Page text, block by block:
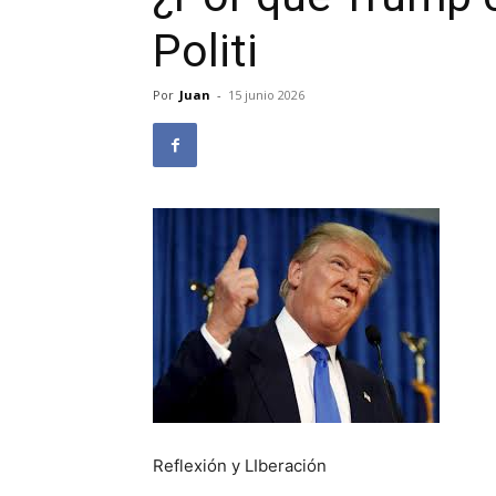
Politi
Por Juan - 15 junio 2026
Reflexión y LIberación